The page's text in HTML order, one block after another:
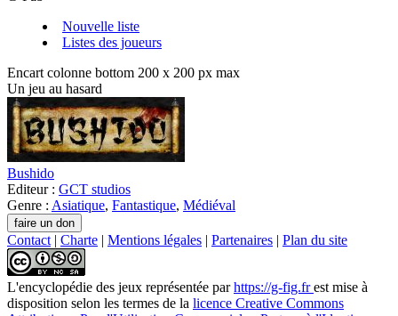
Nouvelle liste
Listes des joueurs
Encart colonne bottom 200 x 200 px max
Un jeu au hasard
Bushido
Editeur : GCT studios
Genre : Asiatique, Fantastique, Médiéval
Contact | Charte | Mentions légales | Partenaires | Plan du site
L'encyclopédie des jeux représentée parhttps://g-fig.frest mise à
disposition selon les termes de la licence Creative Commons